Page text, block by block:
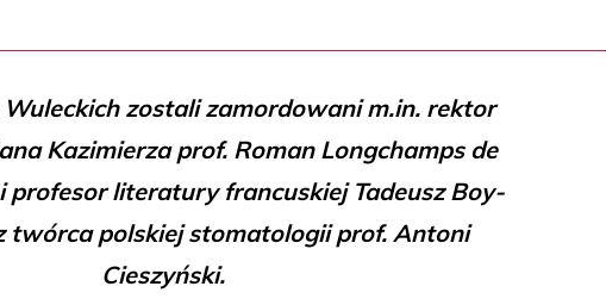
zostali zamordowani m.in. rektor
Kazimierza prof. Roman Longchamps de
profesor literatury francuskiej Tadeusz Boy-
twórca polskiej stomatologii prof. Antoni
Cieszyński.